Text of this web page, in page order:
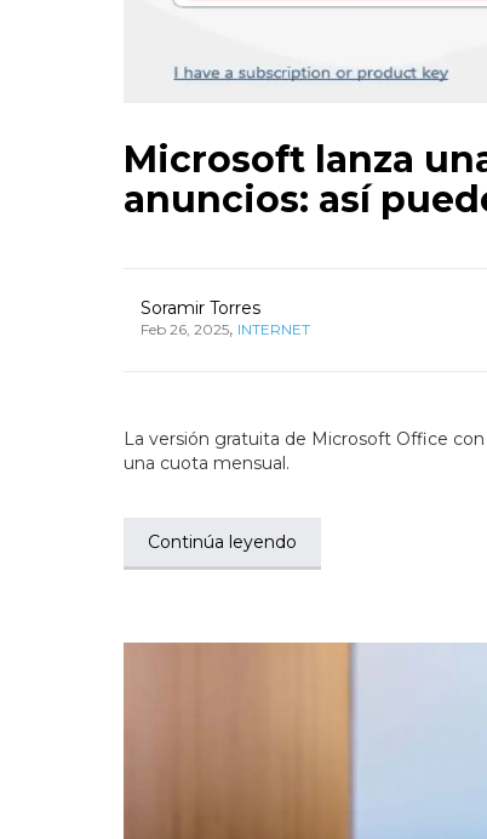
Microsoft lanza
anuncios: así
Soramir Torres
Feb 26, 2025, INTERNET
La versión gratuita de Microsoft Office
una cuota mensual.
Continúa leyendo